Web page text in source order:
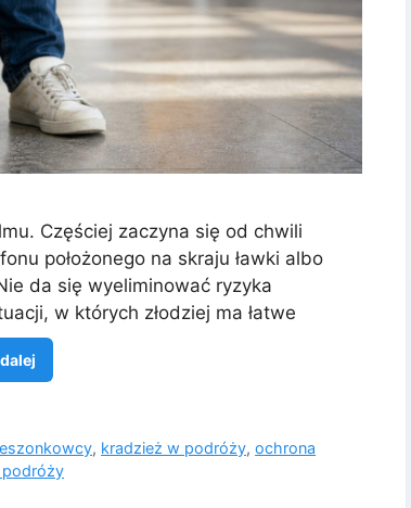
Częściej zaczyna się od chwili
położonego na skraju ławki albo
da się wyeliminować ryzyka
w których złodziej ma łatwe
, kradzież w podróży,ochrona